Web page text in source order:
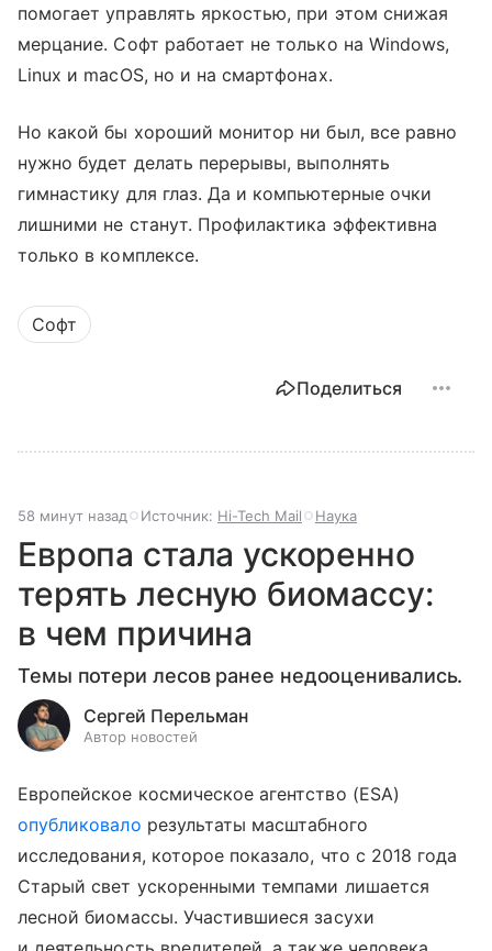
помогает управлять яркостью, при этом снижая
мерцание. Софт работает не только на Windows,
Linux и macOS, но и на смартфонах.
Но какой бы хороший монитор ни был, все равно
нужно будет делать перерывы, выполнять
гимнастику для глаз. Да и компьютерные очки
лишними не станут. Профилактика эффективна
только в комплексе.
Софт
Поделиться
58 минут назад Источник: Hi-Tech Mail Наука
Европа стала ускоренно
терять лесную биомассу:
в чем причина
Темы потери лесов ранее недооценивались.
Сергей Перельман
Автор новостей
Европейское космическое агентство (ESA)
опубликовало результаты масштабного
исследования, которое показало, что с 2018 года
Старый свет ускоренными темпами лишается
лесной биомассы. Участившиеся засухи